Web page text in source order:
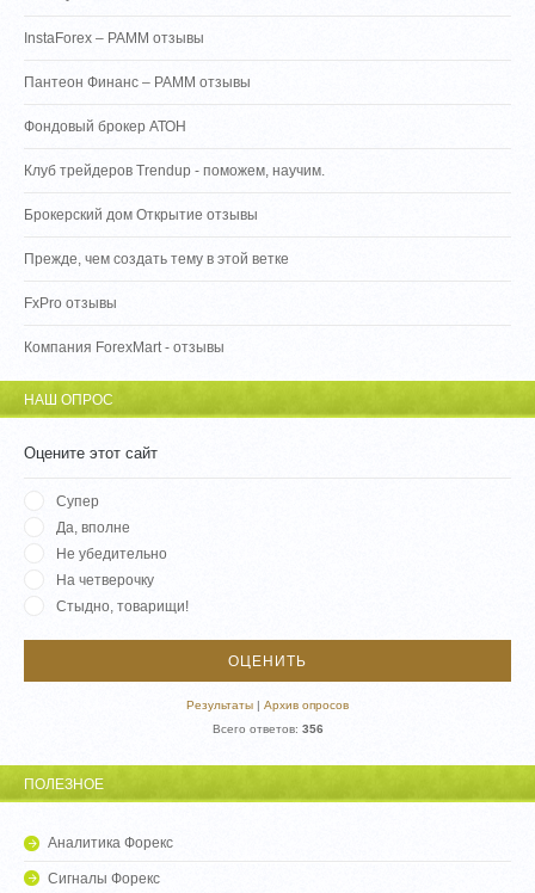
InstaForex – PAMM отзывы
Пантеон Финанс – PAMM отзывы
Фондовый брокер АТОН
Клуб трейдеров Trendup - поможем, научим.
Брокерский дом Открытие отзывы
Прежде, чем создать тему в этой ветке
FxPro отзывы
Компания ForexMart - отзывы
НАШ ОПРОС
Оцените этот сайт
Супер
Да, вполне
Не убедительно
На четверочку
Стыдно, товарищи!
Результаты | Архив опросов
Всего ответов: 356
ПОЛЕЗНОЕ
Аналитика Форекс
Сигналы Форекс